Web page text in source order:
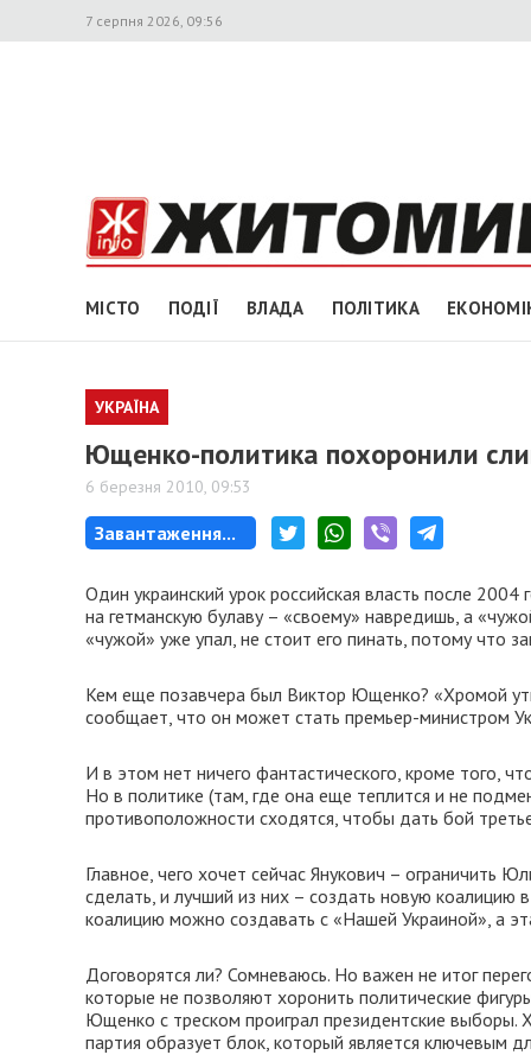
7 серпня 2026, 09:56
МІСТО ПОДІЇ ВЛАДА ПОЛІТИКА
УКРАЇНА
Ющенко-политика похоронили
6 березня 2010, 09:53
Завантаження...
Один украинский урок российская власть после
на гетманскую булаву – «своему» навредишь, а
«чужой» уже упал, не стоит его пинать, потому что
Кем еще позавчера был Виктор Ющенко? «Хромой
сообщает, что он может стать премьер-министром
И в этом нет ничего фантастического, кроме того,
Но в политике (там, где она еще теплится и не
противоположности сходятся, чтобы дать бой
Главное, чего хочет сейчас Янукович – ограничить
сделать, и лучший из них – создать новую
коалицию можно создавать с «Нашей Украиной», а
Договорятся ли? Сомневаюсь. Но важен не итог
которые не позволяют хоронить политические
Ющенко с треском проиграл президентские выборы.
партия образует блок, который является ключевым